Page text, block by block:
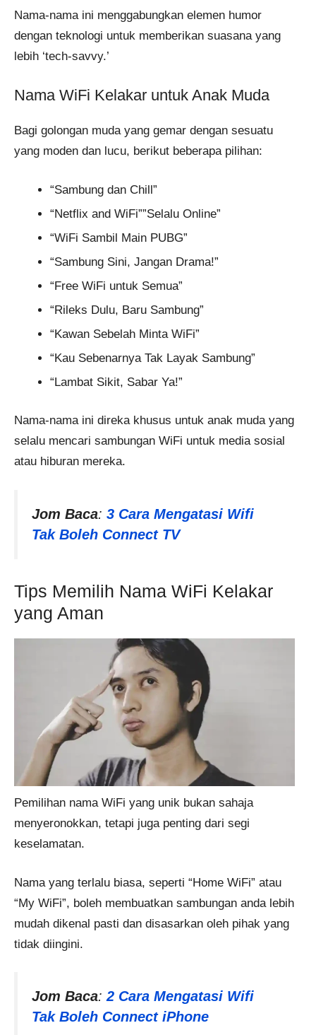
Nama-nama ini menggabungkan elemen humor
dengan teknologi untuk memberikan suasana yang
lebih ‘tech-savvy.’
Nama WiFi Kelakar untuk Anak Muda
Bagi golongan muda yang gemar dengan sesuatu
yang moden dan lucu, berikut beberapa pilihan:
“Sambung dan Chill”
“Netflix and WiFi””Selalu Online”
“WiFi Sambil Main PUBG”
“Sambung Sini, Jangan Drama!”
“Free WiFi untuk Semua”
“Rileks Dulu, Baru Sambung”
“Kawan Sebelah Minta WiFi”
“Kau Sebenarnya Tak Layak Sambung”
“Lambat Sikit, Sabar Ya!”
Nama-nama ini direka khusus untuk anak muda yang
selalu mencari sambungan WiFi untuk media sosial
atau hiburan mereka.
Jom Baca: 3 Cara Mengatasi Wifi
Tak Boleh Connect TV
Tips Memilih Nama WiFi Kelakar
yang Aman
Pemilihan nama WiFi yang unik bukan sahaja
menyeronokkan, tetapi juga penting dari segi
keselamatan.
Nama yang terlalu biasa, seperti “Home WiFi” atau
“My WiFi”, boleh membuatkan sambungan anda lebih
mudah dikenal pasti dan disasarkan oleh pihak yang
tidak diingini.
Jom Baca:2 Cara Mengatasi Wifi
Tak Boleh Connect iPhone